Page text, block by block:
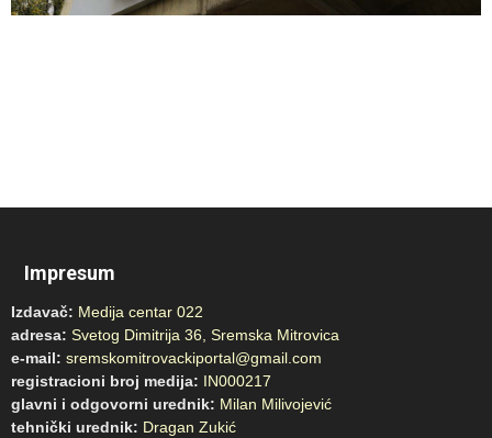
Impresum
Izdavač: Medija centar 022
adresa: Svetog Dimitrija 36, Sremska Mitrovica
e-mail: sremskomitrovackiportal@gmail.com
registracioni broj medija: IN000217
glavni i odgovorni urednik: Milan Milivojević
tehnički urednik: Dragan Zukić